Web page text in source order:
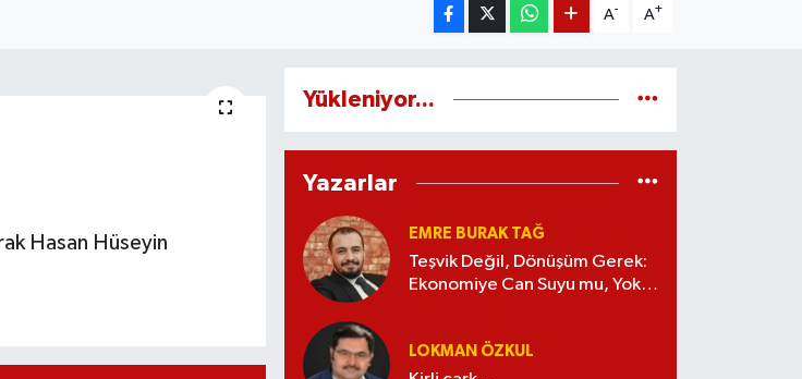
A- A+
Hasan Hüseyin
Yükleniyor...
Yazarlar
EMRE BURAK TAĞ
Teşvik Değil, Dönüşüm Gerek:
Ekonomiye Can Suyu mu, Yoksa
LOKMAN ÖZKUL